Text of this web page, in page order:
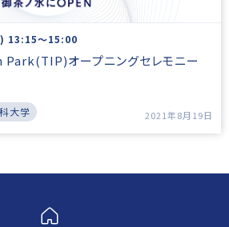
13:15～15:00
オープニングセレモニー
大学 2021年8月19日